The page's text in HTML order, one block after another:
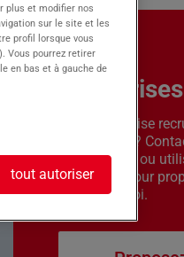
Entreprises
Votre entreprise
CDD ou CDI ?
nos agences ou
formulaire pour
offre d’emploi.
plus et modifier nos
sur le site et les
profil lorsque vous
Vous pourrez retirer
en bas et à gauche de
tout autoriser